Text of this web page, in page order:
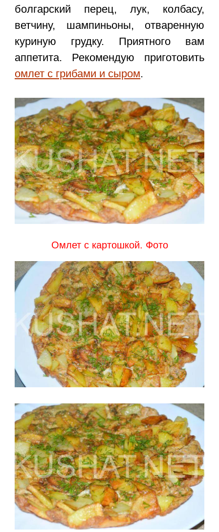
болгарский перец, лук, колбасу,
ветчину, шампиньоны, отваренную
куриную грудку. Приятного вам
аппетита. Рекомендую приготовить
омлет с грибами и сыром.
Омлет с картошкой. Фото